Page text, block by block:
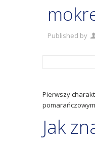
Published by
Pierwszy
Jak